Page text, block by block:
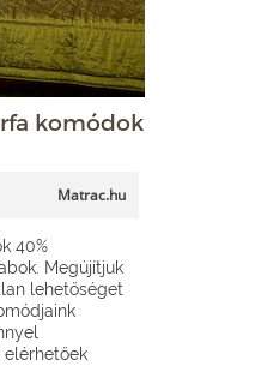
komódok
Matrac.hu
40%
Megújítjuk
lehetőséget
elérhetőek